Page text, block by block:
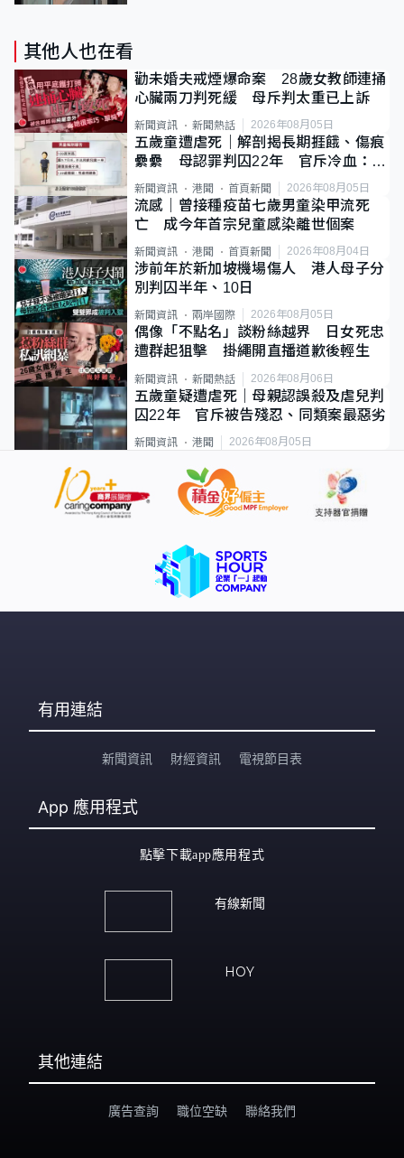
其他人也在看
勸未婚夫戒煙爆命案 28歲女教師連捅
心臟兩刀判死緩 母斥判太重已上訴
新聞資訊 新聞熱話 2026年08月05日
五歲童遭虐死｜解剖揭長期捱餓、傷痕
纍纍 母認罪判囚22年 官斥冷血：同
類案最惡劣
新聞資訊 港聞 首頁新聞 2026年08月05日
流感｜曾接種疫苗七歲男童染甲流死
亡 成今年首宗兒童感染離世個案
新聞資訊 港聞 首頁新聞 2026年08月04日
涉前年於新加坡機場傷人 港人母子分
別判囚半年、10日
新聞資訊 兩岸國際 2026年08月05日
偶像「不點名」談粉絲越界 日女死忠
遭群起狙擊 掛繩開直播道歉後輕生
新聞資訊 新聞熱話 2026年08月06日
五歲童疑遭虐死｜母親認誤殺及虐兒判
囚22年 官斥被告殘忍、同類案最惡劣
新聞資訊 港聞 2026年08月05日
有用連結
新聞資訊 財經資訊 電視節目表
App 應用程式
點擊下載app應用程式
有線新聞
HOY
其他連結
廣告查詢 職位空缺 聯絡我們